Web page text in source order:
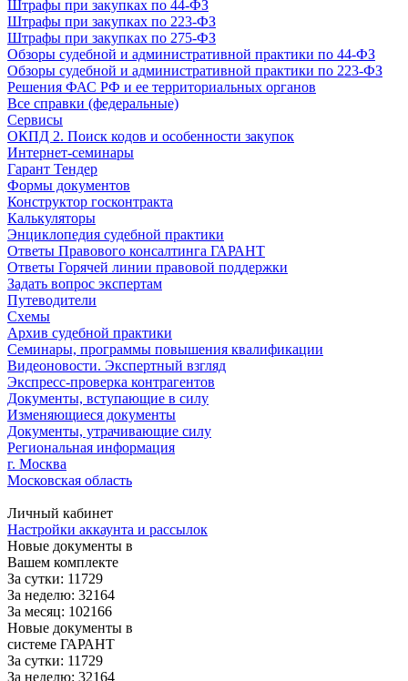
Штрафы при закупках по 44-ФЗ
Штрафы при закупках по 223-ФЗ
Штрафы при закупках по 275-ФЗ
Обзоры судебной и административной практики по 44-ФЗ
Обзоры судебной и административной практики по 223-ФЗ
Решения ФАС РФ и ее территориальных органов
Все справки (федеральные)
Сервисы
ОКПД 2. Поиск кодов и особенности закупок
Интернет-семинары
Гарант Тендер
Формы документов
Конструктор госконтракта
Калькуляторы
Энциклопедия судебной практики
Ответы Правового консалтинга ГАРАНТ
Ответы Горячей линии правовой поддержки
Задать вопрос экспертам
Путеводители
Схемы
Архив судебной практики
Семинары, программы повышения квалификации
Видеоновости. Экспертный взгляд
Экспресс-проверка контрагентов
Документы, вступающие в силу
Изменяющиеся документы
Документы, утрачивающие силу
Региональная информация
г. Москва
Московская область
Личный кабинет
Настройки аккаунта и рассылок
Новые документы в
Вашем комплекте
За сутки: 11729
За неделю: 32164
За месяц: 102166
Новые документы в
системе ГАРАНТ
За сутки: 11729
За неделю: 32164